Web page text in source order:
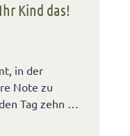
Kind das!
in der
Note zu
Tag zehn …